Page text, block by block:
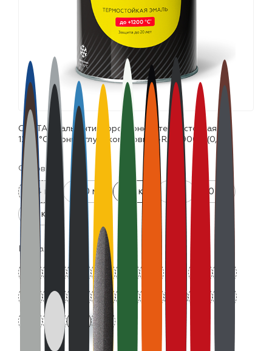
CERTA эмаль антикоррозионная термостойкая до
1200°С черный глубокоматовый ~RAL 9004 (0,8кг)
Фасовка:
0.4 кг 520 мл 0.8 кг 4 кг
10 кг
25 кг
Цвета: